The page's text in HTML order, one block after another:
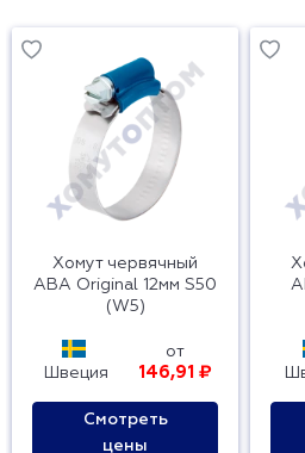
Хомут червячный
ABA Original 12мм S50
(W5)
Швеция
от
146,91 ₽
Смотреть
цены